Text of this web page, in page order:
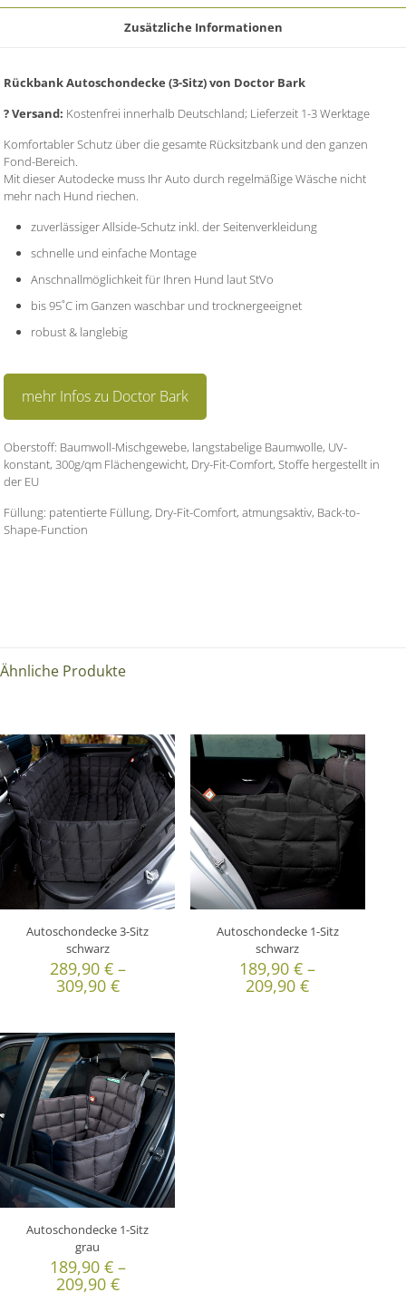
Zusätzliche Informationen
Rückbank Autoschondecke (3-Sitz) von Doctor Bark
? Versand: Kostenfrei innerhalb Deutschland; Lieferzeit 1-3 Werktage
Komfortabler Schutz über die gesamte Rücksitzbank und den ganzen
Fond-Bereich.
Mit dieser Autodecke muss Ihr Auto durch regelmäßige Wäsche nicht
mehr nach Hund riechen.
zuverlässiger Allside-Schutz inkl. der Seitenverkleidung
schnelle und einfache Montage
Anschnallmöglichkeit für Ihren Hund laut StVo
bis 95˚C im Ganzen waschbar und trocknergeeignet
robust & langlebig
mehr Infos zu Doctor Bark
Oberstoff: Baumwoll-Mischgewebe, langstabelige Baumwolle, UV-
konstant, 300g/qm Flächengewicht, Dry-Fit-Comfort, Stoffe hergestellt in
der EU
Füllung: patentierte Füllung, Dry-Fit-Comfort, atmungsaktiv, Back-to-
Shape-Function
Ähnliche Produkte
Autoschondecke 3-Sitz
schwarz
289,90 €–
309,90 €
Autoschondecke 1-Sitz
schwarz
189,90€ –
209,90€
Autoschondecke 1-Sitz
grau
189,90 €–
209,90 €